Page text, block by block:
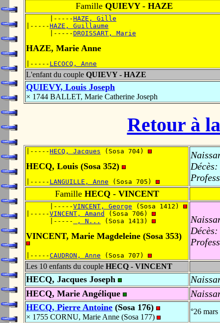
Famille QUIEVY - HAZE
      |-----
HAZE, Gille
|-----HAZE, Guillaume
      |-----
DROISSART, Marie
HAZE, Marie Anne
|----- LECOCQ, Anne
L'enfant du couple QUIEVY - HAZE
QUIEVY, Louis Joseph
× 1744 BALLET, Marie Catherine Joseph
Retour à
|-----HECQ, Jacques (Sosa 704)
HECQ, Louis (Sosa 352)
|----- LANGUILLE, Anne (Sosa 705)
Décès:
FamilleHECQ - VINCENT
      |-----
VINCENT, George (Sosa 1412)
|-----VINCENT, Amand
(Sosa 706)
      |-----
, N... (Sosa 1413)
VINCENT, Marie Magdeleine (Sosa 353)
|-----CAUDRON, Anne (Sosa 707)
Décès:
Les 10 enfants du couple HECQ - VINCENT
HECQ, Jacques Joseph
HECQ, Marie Angélique
HECQ, Pierre Antoine (Sosa 176)
× 1755 CORNU, Marie Anne (Sosa 177)
°26